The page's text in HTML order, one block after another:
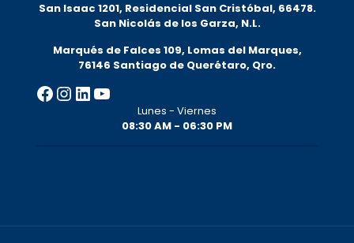
San Isaac 1201, Residencial San Cristóbal, 66478.
San Nicolás de los Garza, N.L.
Marqués de Falces 109, Lomas del Marques,
76146 Santiago de Querétaro, Qro.
Facebook
Instagram
LinkedIn
YouTube
Lunes - Viernes
08:30 AM - 06:30 PM